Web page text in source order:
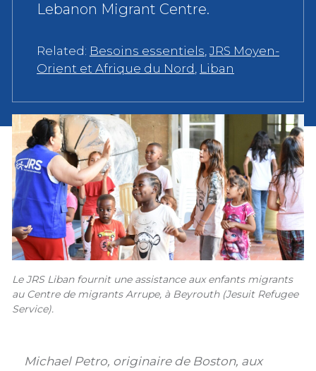
Lebanon Migrant Centre.
Related: Besoins essentiels,JRS Moyen-
Orient et Afrique du Nord, Liban
Le JRS Liban fournit une assistance aux enfants migrants
au Centre de migrants Arrupe, à Beyrouth (Jesuit Refugee
Service).
Michael Petro, originaire de Boston, aux